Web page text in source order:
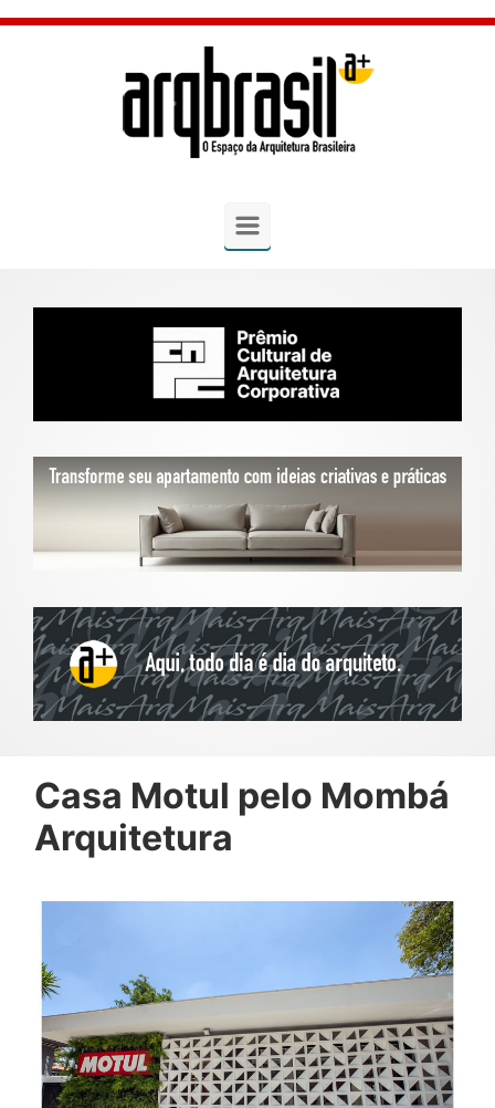
Skip to main content
Casa Motul pelo Mombá
Arquitetura